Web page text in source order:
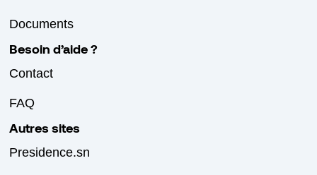
Documents
Besoin d’aide ?
Contact
FAQ
Autres sites
Presidence.sn